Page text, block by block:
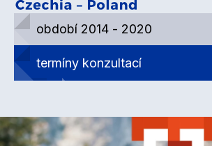
období 2014 - 2020
termíny konzultací